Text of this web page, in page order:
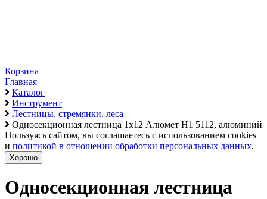
Корзина
Главная
Каталог
Инструмент
Лестницы, стремянки, леса
Односекционная лестница 1х12 Алюмет H1 5112, алюминий
Пользуясь сайтом, вы соглашаетесь с использованием cookies
и политикой в отношении обработки персональных данных.
Хорошо
Односекционная лестница